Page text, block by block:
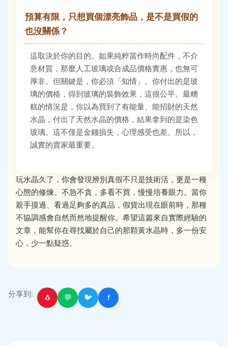
預算有限，只想買個漂亮飾品，是不是買假的
也沒關係？
這取決於你的目的。如果純粹當作時尚配件，不介
意材質，那麼人工玻璃或合成品價格實惠，也無可
厚非。但關鍵是，你必須「知情」。你付出的是玻
璃的價格，得到玻璃的裝飾效果，這很公平。最糟
糕的情況是，你以為買到了有能量、能招財的天然
水晶，付出了天然水晶的價格，結果拿到的是染色
玻璃。這不僅是金錢損失，心理感受也差。所以，
誠實的賣家最重要。
玩水晶久了，你會發現辨別真假不只是技術活，更是一種
心態的修煉。不急不貪，多看不買，慢慢培養眼力。當你
親手摸過、看過足夠多的真品，假貨出現在眼前時，那種
不協調感會自然而然地提醒你。希望這篇來自實際經驗的
文章，能幫你在尋找屬於自己的那顆黃水晶時，多一份安
心，少一點疑惑。
分享到: 🐧 💬 🐦 f